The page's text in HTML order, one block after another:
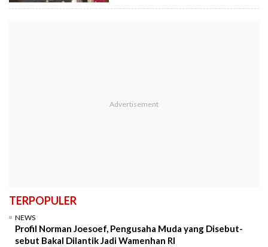
TERPOPULER
NEWS
Profil Norman Joesoef, Pengusaha Muda yang Disebut-
sebut Bakal Dilantik Jadi Wamenhan RI